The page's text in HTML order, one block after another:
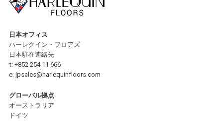
日本オフィス
ハーレクイン・フロアズ
日本駐在連絡先
t: +852 254 11 666
e: jpsales@harlequinfloors.com
グローバル拠点
オーストラリア
ドイツ